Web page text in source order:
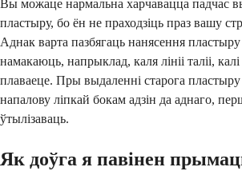
Вы можаце нармальна харчавацца падчас
пластыру, бо ён не праходзіць праз вашу
Аднак варта пазбягаць нанясення пластыру
намакаюць, напрыклад, каля лініі таліі,
плаваеце. Пры выдаленні старога пластыру
напалову ліпкай бокам адзін да аднаго,
ўтылізаваць.
Як доўга я павінен